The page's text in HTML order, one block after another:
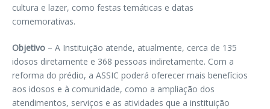
cultura e lazer, como festas temáticas e datas
comemorativas.
Objetivo – A Instituição atende, atualmente, cerca de 135
idosos diretamente e 368 pessoas indiretamente. Com a
reforma do prédio, a ASSIC poderá oferecer mais benefícios
aos idosos e à comunidade, como a ampliação dos
atendimentos, serviços e as atividades que a instituição